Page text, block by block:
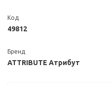
Код
49812
Бренд
ATTRIBUTE Атрибут